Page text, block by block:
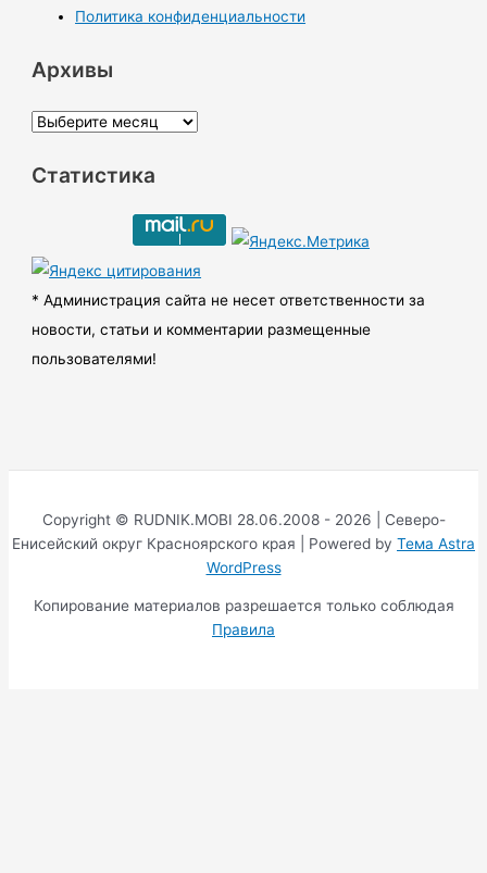
Политика конфиденциальности
Архивы
А
х
ы
Статистика
* Администрация сайта не несет ответственности за
новости, статьи и комментарии размещенные
пользователями!
Copyright © RUDNIK.MOBI 28.06.2008 - 2026 | Северо-
Енисейский округ Красноярского края | Powered by Тема Astra
WordPress
Копирование материалов разрешается только соблюдая
Правила